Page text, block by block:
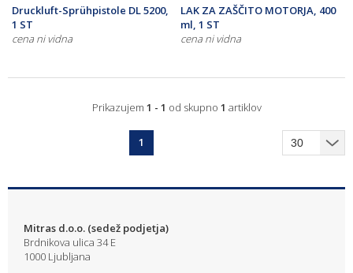
Druckluft-Sprühpistole DL 5200,
1 ST
cena ni vidna
LAK ZA ZAŠČITO MOTORJA, 400
ml, 1 ST
cena ni vidna
Prikazujem 1 - 1 od skupno 1 artiklov
1
Mitras d.o.o. (sedež podjetja)
Brdnikova ulica 34 E
1000 Ljubljana